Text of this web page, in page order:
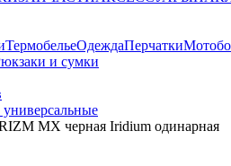
ТермобельеОдеждаПерчатки
и сумки
MX черная Iridium одинарная